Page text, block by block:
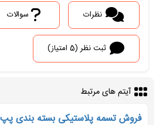
نظرات سوالات
ثبت نظر (5 امتیاز)
آیتم های مرتبط
فروش تسمه پلاستیکی بسته بندی پپ pp و پت pet